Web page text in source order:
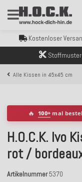
Über
Sicher
Kostenloser
Über
Sicher
Alle Kissen in 45x45 cm
🔥 100+ mal
H.O.C.K. Ivo
rot /
Artikelnummer5370